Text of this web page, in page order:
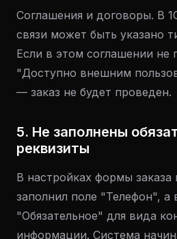
Соглашения и договоры. В
связи может быть указано
Если в этом соглашении не
"Доступно внешним
— заказ не будет проведен.
5. Не заполнены
реквизиты
В настройках формы заказа
заполнил поле "Телефон", а
"Обязательное" для вида
информации. Система